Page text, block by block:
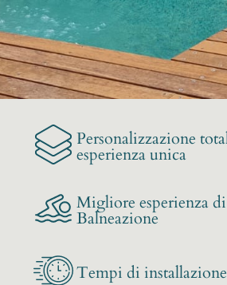
Personalizzazione
esperienza unica
Migliore esperienza
Balneazione
Tempi di